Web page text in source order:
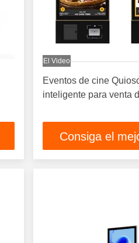
El Video
Eventos de cine
inteligente para venta
Consiga el